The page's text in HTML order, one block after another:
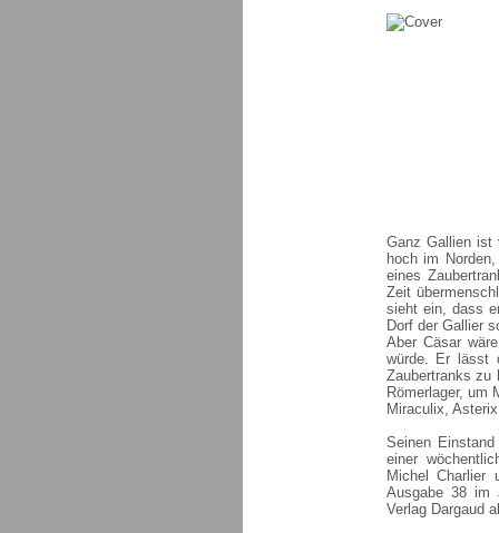
Ganz Gallien ist
hoch im
eines
Zeit
sieht ein, dass
Dorf der Gallier
Aber Cäsar
würde. Er lässt
Zaubertranks zu
Römerlager, um
Miraculix,
Seinen
einer
Michel Charlier
Ausgabe 38 im
Verlag Dargaud